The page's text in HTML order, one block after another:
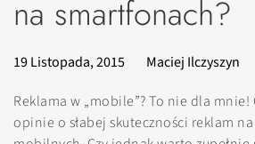
na smartfonach?
19 Listopada, 2015
Maciej Ilczyszyn
Reklama w „mobile”? To nie dla mnie!
opinie o słabej skuteczności reklam